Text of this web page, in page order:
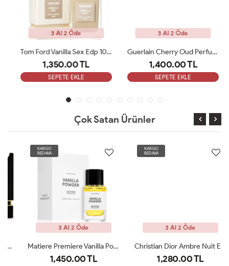
3 Al 2 Öde
Tom Ford Vanilla Sex Edp 100 Ml Unisex Parfüm
1,350.00 TL
SEPETE EKLE
3 Al 2 Öde
Guerlain Cherry Oud Perfume Edp 100 ML Unisex Parfüm ARC
1,400.00 TL
SEPETE EKLE
Çok Satan Ürünler
KARGO
BEDAVA
3 Al 2 Öde
Matiere Premiere Vanilla Powder Edp100ml Unisex Parfüm ARC
1,450.00 TL
KARGO
BEDAVA
3 Al 2 Öde
Christian Dior Ambre Nuit Edp 125 Ml Unisex Parfüm ARC
1,280.00 TL